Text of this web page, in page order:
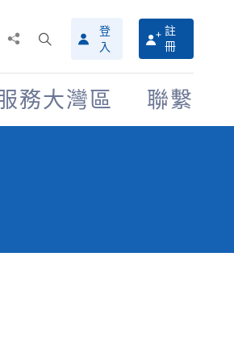
搜
尋
介
面
登
入
註
冊
務大灣區 聯繫